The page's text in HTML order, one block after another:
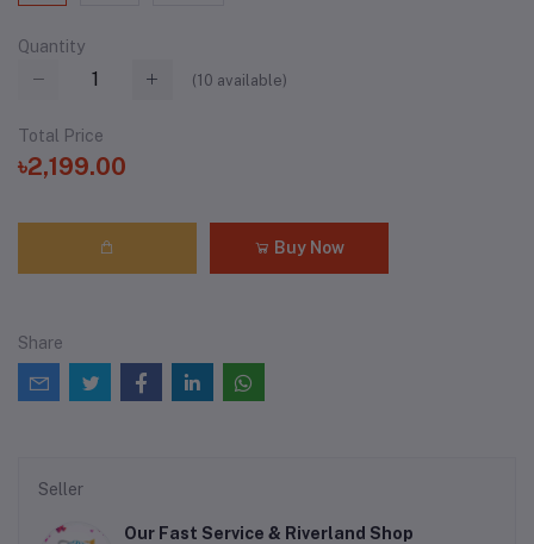
Quantity
(10 available)
Total Price
৳2,199.00
Buy Now
Share
Seller
Our Fast Service & Riverland Shop